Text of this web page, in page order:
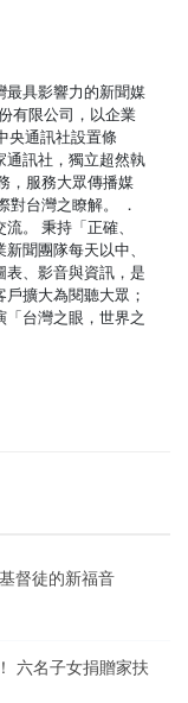
最具影響力的新聞媒
有限公司，以企業
央通訊社設置條
通訊社，獨立超然執
，服務大眾傳播媒
台灣之瞭解。 ．
。 秉持「正確、
聞團隊每天以中、
、影音與資訊，是
擴大為閱聽大眾；
台灣之眼，世界之
督徒的新福音
六名子女捐贈家扶